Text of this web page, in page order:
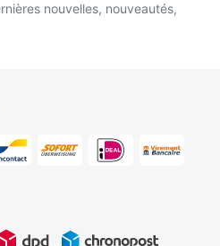
nouvelles, nouveautés,